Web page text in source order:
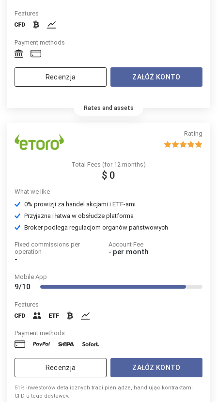
Features
Payment methods
Recenzja ZAŁÓŻ KONTO
Rates and assets
Rating
Total Fees (for 12 months)
$ 0
What we like
0% prowizji za handel akcjami i ETF-ami
Przyjazna i łatwa w obsłudze platforma
Broker podlega regulacjom organów państwowych
Fixed commissions per
operation
-
Account Fee
- per month
Mobile App
9/10
Features
Payment methods
Recenzja ZAŁÓŻ KONTO
51% inwestorów detalicznych traci pieniądze, handlując kontraktami
CFD u tego dostawcy.